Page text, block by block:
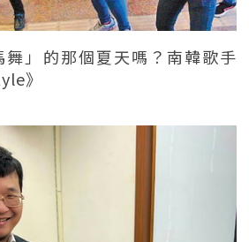
舞」的那個夏天嗎？南韓歌手
》